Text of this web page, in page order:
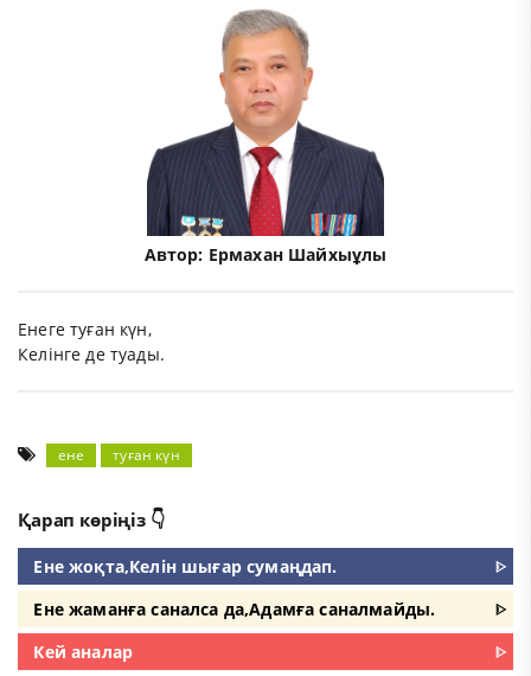
Автор: Ермахан Шайхыұлы
Енеге туған күн,
Келінге де туады.
ене туған күн
Қарап көріңіз 👇
Ене жоқта,Келін шығар сумаңдап.
ᐈ
Ене жаманға саналса да,Адамға саналмайды.
ᐈ
Кей аналар
ᐈ